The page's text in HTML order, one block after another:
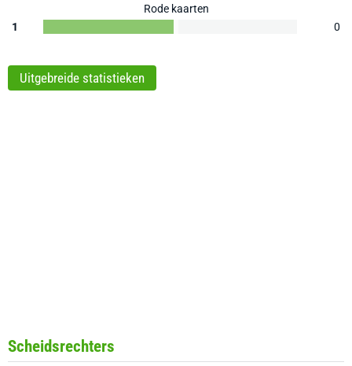
Rode kaarten
1
0
Uitgebreide statistieken
Scheidsrechters